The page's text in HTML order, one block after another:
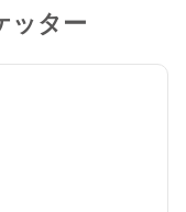
ッター